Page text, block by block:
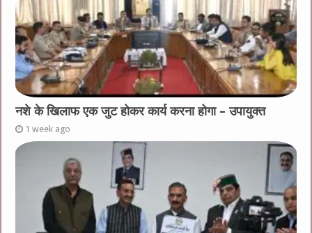
नशे के खिलाफ एक जुट होकर कार्य करना होगा – उपायुक्त
1 week ago